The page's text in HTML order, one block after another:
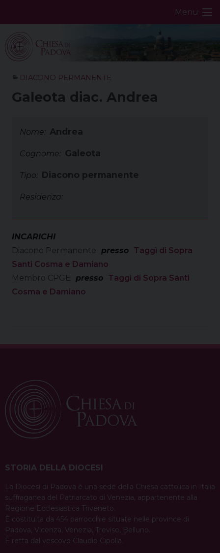
Menu
DIACONO PERMANENTE
Galeota diac. Andrea
Nome: Andrea
Cognome: Galeota
Tipo: Diacono permanente
Residenza:
INCARICHI
Diacono Permanente
presso Taggì di Sopra
Santi Cosma e Damiano
Membro CPGE
presso Taggì di Sopra Santi
Cosma e Damiano
STORIA DELLA DIOCESI
La Diocesi di Padova è una sede della Chiesa cattolica in Italia
suffraganea del Patriarcato di Venezia, appartenente alla
Regione Ecclesiastica Triveneto.
È costituita da 454 parrocchie situate nelle province di
Padova, Vicenza, Venezia, Treviso, Belluno.
È retta dal vescovo Claudio Cipolla.